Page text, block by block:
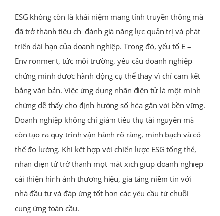
ESG không còn là khái niệm mang tính truyền thông mà
đã trở thành tiêu chí đánh giá năng lực quản trị và phát
triển dài hạn của doanh nghiệp. Trong đó, yếu tố E –
Environment, tức môi trường, yêu cầu doanh nghiệp
chứng minh được hành động cụ thể thay vì chỉ cam kết
bằng văn bản. Việc ứng dụng nhãn điện tử là một minh
chứng dễ thấy cho định hướng số hóa gắn với bền vững.
Doanh nghiệp không chỉ giảm tiêu thụ tài nguyên mà
còn tạo ra quy trình vận hành rõ ràng, minh bạch và có
thể đo lường. Khi kết hợp với chiến lược ESG tổng thể,
nhãn điện tử trở thành một mắt xích giúp doanh nghiệp
cải thiện hình ảnh thương hiệu, gia tăng niềm tin với
nhà đầu tư và đáp ứng tốt hơn các yêu cầu từ chuỗi
cung ứng toàn cầu.